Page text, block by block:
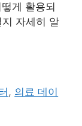
게 활용되
자세히 알
, 의료 데이